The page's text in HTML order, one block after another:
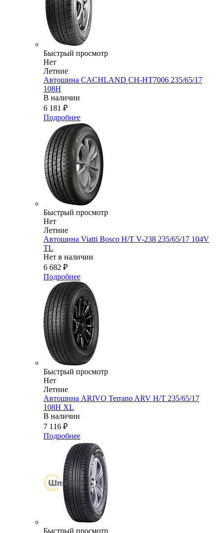
Быстрый просмотр
Нет
Летние
Автошина CACHLAND CH-HT7006 235/65/17
108H
В наличии
6 181 ₽
Подробнее
Быстрый просмотр
Нет
Летние
Автошина Viatti Bosco H/T V-238 235/65/17 104V
TL
Нет в наличии
6 682 ₽
Подробнее
Быстрый просмотр
Нет
Летние
Автошина ARIVO Terrano ARV H/T 235/65/17
108H XL
В наличии
7 116 ₽
Подробнее
Быстрый просмотр